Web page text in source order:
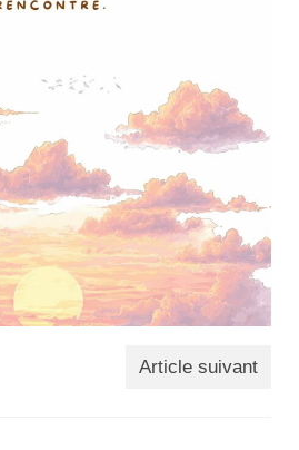
Article suivant